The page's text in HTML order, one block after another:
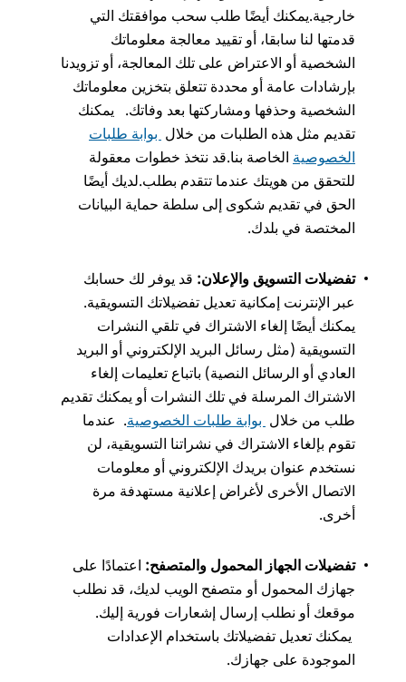
خارجية.يمكنك أيضًا طلب سحب موافقتك التي
قدمتها لنا سابقا، أو تقييد معالجة معلوماتك
الشخصية أو الاعتراض على تلك المعالجة، أو تزويدنا
بإرشادات عامة أو محددة تتعلق بتخزين معلوماتك
الشخصية وحذفها ومشاركتها بعد وفاتك. يمكنك
تقديم مثل هذه الطلبات من خلال بوابة طلبات
الخصوصية الخاصة بنا.قد نتخذ خطوات معقولة
للتحقق من هويتك عندما تتقدم بطلب.لديك أيضًا
الحق في تقديم شكوى إلى سلطة حماية البيانات
المختصة في بلدك.
تفضيلات التسويق والإعلان: قد يوفر لك حسابك
عبر الإنترنت إمكانية تعديل تفضيلاتك التسويقية.
يمكنك أيضًا إلغاء الاشتراك في تلقي النشرات
التسويقية (مثل رسائل البريد الإلكتروني أو البريد
العادي أو الرسائل النصية) باتباع تعليمات إلغاء
الاشتراك المرسلة في تلك النشرات أو يمكنك تقديم
طلب من خلال بوابة طلبات الخصوصية. عندما
تقوم بإلغاء الاشتراك في نشراتنا التسويقية، لن
نستخدم عنوان بريدك الإلكتروني أو معلومات
الاتصال الأخرى لأغراض إعلانية مستهدفة مرة
أخرى.
تفضيلات الجهاز المحمول والمتصفح: اعتمادًا على
جهازك المحمول أو متصفح الويب لديك، قد نطلب
موقعك أو نطلب إرسال إشعارات فورية إليك.
يمكنك تعديل تفضيلاتك باستخدام الإعدادات
الموجودة على جهازك.